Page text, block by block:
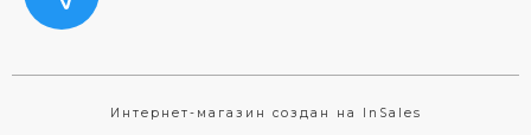
Интернет-магазин создан на InSales